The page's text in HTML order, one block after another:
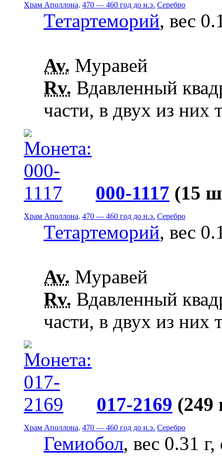
Храм Аполлона. 470 — 460 год до н.э. Серебро
Тетартеморий, вес
Av. Муравей
Rv. Вдавленный
части, в двух из них
000-1117 (15
Храм Аполлона. 470 — 460 год до н.э. Серебро
Тетартеморий, вес
Av. Муравей
Rv. Вдавленный
части, в двух из них
017-2169 (249
Храм Аполлона. 470 — 460 год до н.э. Серебро
Гемиобол, вес 0.31